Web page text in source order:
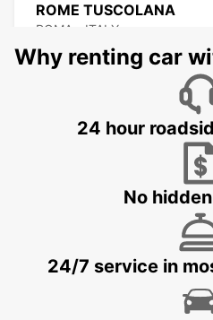
ROME TUSCOLANA
ROMA - ITALY
ROME TERMINI
Why renting car
24 hour
No
24/7 service in